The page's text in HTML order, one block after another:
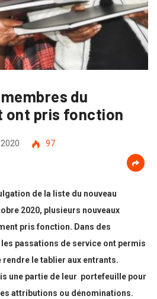
du
ont pris fonction
97
de la liste du nouveau
2020, plusieurs nouveaux
pris fonction. Dans des
passations de service ont permis
le tablier aux entrants.
une partie de leur portefeuille pour
attributions ou dénominations.